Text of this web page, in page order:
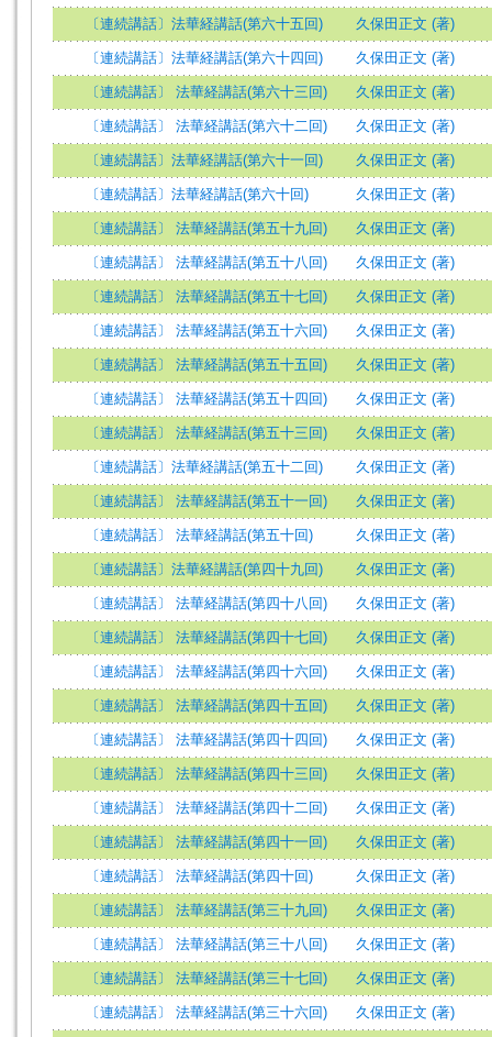
〔連続講話〕法華経講話(第六十五回) 久保田正文 (著)
〔連続講話〕法華経講話(第六十四回) 久保田正文 (著)
〔連続講話〕 法華経講話(第六十三回) 久保田正文 (著)
〔連続講話〕 法華経講話(第六十二回) 久保田正文 (著)
〔連続講話〕法華経講話(第六十一回) 久保田正文 (著)
〔連続講話〕法華経講話(第六十回) 久保田正文 (著)
〔連続講話〕 法華経講話(第五十九回) 久保田正文 (著)
〔連続講話〕 法華経講話(第五十八回) 久保田正文 (著)
〔連続講話〕 法華経講話(第五十七回) 久保田正文 (著)
〔連続講話〕 法華経講話(第五十六回) 久保田正文 (著)
〔連続講話〕 法華経講話(第五十五回) 久保田正文 (著)
〔連続講話〕 法華経講話(第五十四回) 久保田正文 (著)
〔連続講話〕 法華経講話(第五十三回) 久保田正文 (著)
〔連続講話〕法華経講話(第五十二回) 久保田正文 (著)
〔連続講話〕 法華経講話(第五十一回) 久保田正文 (著)
〔連続講話〕 法華経講話(第五十回) 久保田正文 (著)
〔連続講話〕法華経講話(第四十九回) 久保田正文 (著)
〔連続講話〕 法華経講話(第四十八回) 久保田正文 (著)
〔連続講話〕 法華経講話(第四十七回) 久保田正文 (著)
〔連続講話〕 法華経講話(第四十六回) 久保田正文 (著)
〔連続講話〕 法華経講話(第四十五回) 久保田正文 (著)
〔連続講話〕 法華経講話(第四十四回) 久保田正文 (著)
〔連続講話〕 法華経講話(第四十三回) 久保田正文 (著)
〔連続講話〕 法華経講話(第四十二回) 久保田正文 (著)
〔連続講話〕 法華経講話(第四十一回) 久保田正文 (著)
〔連続講話〕 法華経講話(第四十回) 久保田正文 (著)
〔連続講話〕 法華経講話(第三十九回) 久保田正文 (著)
〔連続講話〕 法華経講話(第三十八回) 久保田正文 (著)
〔連続講話〕 法華経講話(第三十七回) 久保田正文 (著)
〔連続講話〕 法華経講話(第三十六回) 久保田正文 (著)